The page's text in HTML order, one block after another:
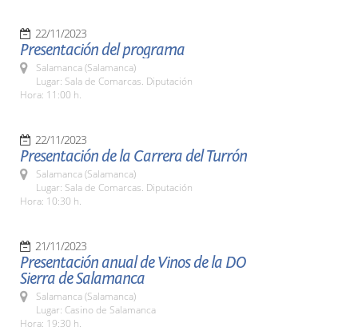
22/11/2023
Presentación del programa
Salamanca (Salamanca)
Lugar: Sala de Comarcas. Diputación
Hora: 11:00 h.
22/11/2023
Presentación de la Carrera del Turrón
Salamanca (Salamanca)
Lugar: Sala de Comarcas. Diputación
Hora: 10:30 h.
21/11/2023
Presentación anual de Vinos de la DO
Sierra de Salamanca
Salamanca (Salamanca)
Lugar: Casino de Salamanca
Hora: 19:30 h.